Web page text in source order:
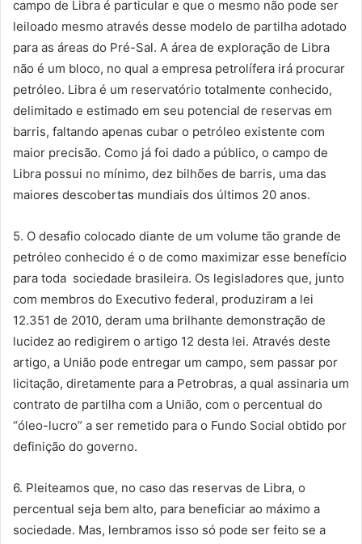
campo de Libra é particular e que o mesmo não pode ser
leiloado mesmo através desse modelo de partilha adotado
para as áreas do Pré-Sal. A área de exploração de Libra
não é um bloco, no qual a empresa petrolífera irá procurar
petróleo. Libra é um reservatório totalmente conhecido,
delimitado e estimado em seu potencial de reservas em
barris, faltando apenas cubar o petróleo existente com
maior precisão. Como já foi dado a público, o campo de
Libra possui no mínimo, dez bilhões de barris, uma das
maiores descobertas mundiais dos últimos 20 anos.
5. O desafio colocado diante de um volume tão grande de
petróleo conhecido é o de como maximizar esse benefício
para toda sociedade brasileira. Os legisladores que, junto
com membros do Executivo federal, produziram a lei
12.351 de 2010, deram uma brilhante demonstração de
lucidez ao redigirem o artigo 12 desta lei. Através deste
artigo, a União pode entregar um campo, sem passar por
licitação, diretamente para a Petrobras, a qual assinaria um
contrato de partilha com a União, com o percentual do
“óleo-lucro” a ser remetido para o Fundo Social obtido por
definição do governo.
6. Pleiteamos que, no caso das reservas de Libra, o
percentual seja bem alto, para beneficiar ao máximo a
sociedade. Mas, lembramos isso só pode ser feito se a